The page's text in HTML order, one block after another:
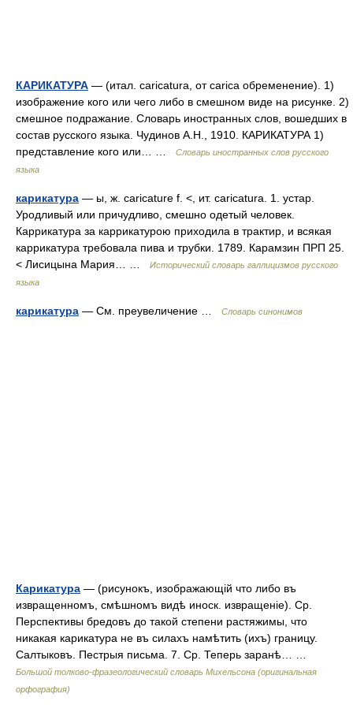
КАРИКАТУРА — (итал. caricatura, от carica обременение). 1)
изображение кого или чего либо в смешном виде на рисунке. 2)
смешное подражание. Словарь иностранных слов, вошедших в
состав русского языка. Чудинов А.Н., 1910. КАРИКАТУРА 1)
представление кого или… …
Словарь иностранных слов русского
языка
карикатура — ы, ж. caricature f. <, ит. caricatura. 1. устар.
Уродливый или причудливо, смешно одетый человек.
Каррикатура за каррикатурою приходила в трактир, и всякая
каррикатура требовала пива и трубки. 1789. Карамзин ПРП 25.
< Лисицына Мария… …
Исторический словарь галлицизмов русского
языка
карикатура — См. преувеличение … Словарь синонимов
Карикатура — (рисунокъ, изображающій что либо въ
извращенномъ, смѣшномъ видѣ иноск. извращеніе). Ср.
Перспективы бредовъ до такой степени растяжимы, что
никакая карикатура не въ силахъ намѣтить (ихъ) границу.
Салтыковъ. Пестрыя письма. 7. Ср. Теперь заранѣ… …
Большой толково-фразеологический словарь Михельсона (оригинальная
орфография)